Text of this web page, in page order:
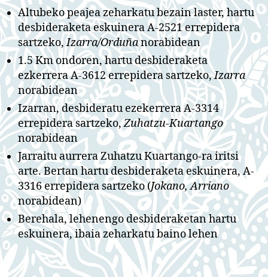
Altubeko peajea zeharkatu bezain laster, hartu
desbideraketa eskuinera A-2521 errepidera
sartzeko,Izarra/Orduñanorabidean
1.5 Km ondoren, hartu desbideraketa
ezkerrera A-3612 errepidera sartzeko,Izarra
norabidean
Izarran, desbideratu ezekerrera A-3314
errepidera sartzeko,Zuhatzu-Kuartango
norabidean
Jarraitu aurrera Zuhatzu Kuartango-ra iritsi
arte. Bertan hartu desbideraketa eskuinera, A-
3316 errepidera sartzeko (Jokano, Arriano
norabidean)
Berehala, lehenengo desbideraketan hartu
eskuinera, ibaia zeharkatu baino lehen